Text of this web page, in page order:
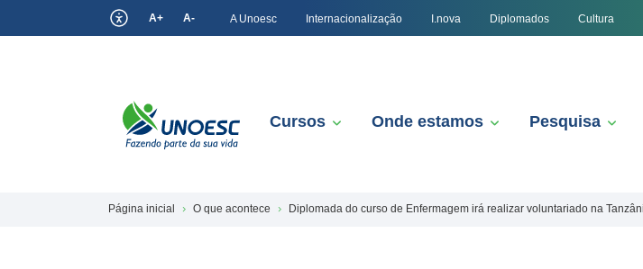
A+ A- A Unoesc Internacionalização I.nova Diplomados Cultura
Cursos Onde estamos Pesquisa
Página inicial O que acontece Diplomada do curso de Enfermagem irá realizar voluntariado na